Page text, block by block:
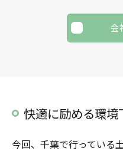
会
快適に励める環境
今回、千葉で行っている